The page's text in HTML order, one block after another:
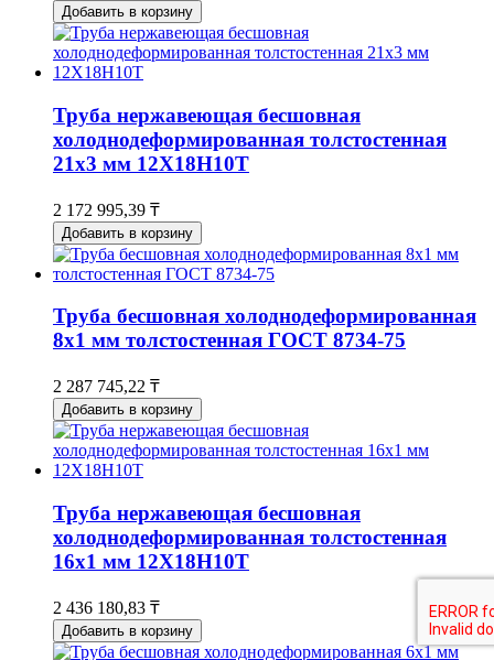
Добавить в корзину
Труба нержавеющая бесшовная
холоднодеформированная толстостенная
21х3 мм 12Х18Н10Т
2 172 995,39 ₸
Добавить в корзину
Труба бесшовная холоднодеформированная
8х1 мм толстостенная ГОСТ 8734-75
2 287 745,22 ₸
Добавить в корзину
Труба нержавеющая бесшовная
холоднодеформированная толстостенная
16х1 мм 12Х18Н10Т
2 436 180,83 ₸
Добавить в корзину